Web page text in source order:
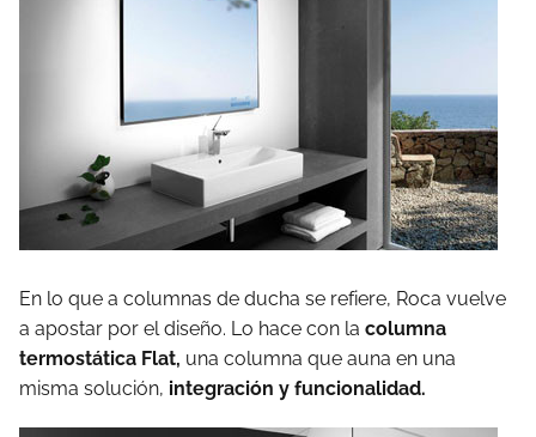
En lo que a columnas de ducha se refiere, Roca vuelve
a apostar por el diseño. Lo hace con la columna
termostática Flat, una columna que auna en una
misma solución, integración y funcionalidad.